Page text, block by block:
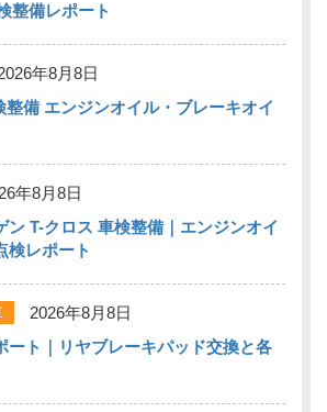
整備レポート
年8月8日
整備 エンジンオイル・ブレーキオイ
年8月8日
ン T-クロス 車検整備｜エンジンオイ
検レポート
2026年8月8日
ート｜リヤブレーキパッド交換と各